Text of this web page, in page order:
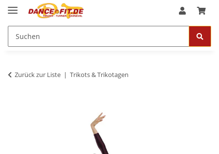
Zurück zur Liste Trikots & Trikotagen